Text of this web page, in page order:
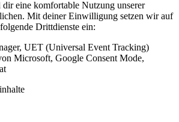
dir eine komfortable Nutzung unserer
Mit deiner Einwilligung setzen wir auf
Drittdienste ein:
UET (Universal Event Tracking)
Microsoft, Google Consent Mode,